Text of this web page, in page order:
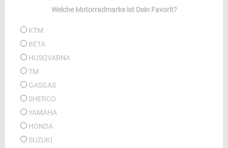
Welche Motorradmarke ist Dein Favorit?
KTM
BETA
HUSQVARNA
TM
GASGAS
SHERCO
YAMAHA
HONDA
SUZUKI